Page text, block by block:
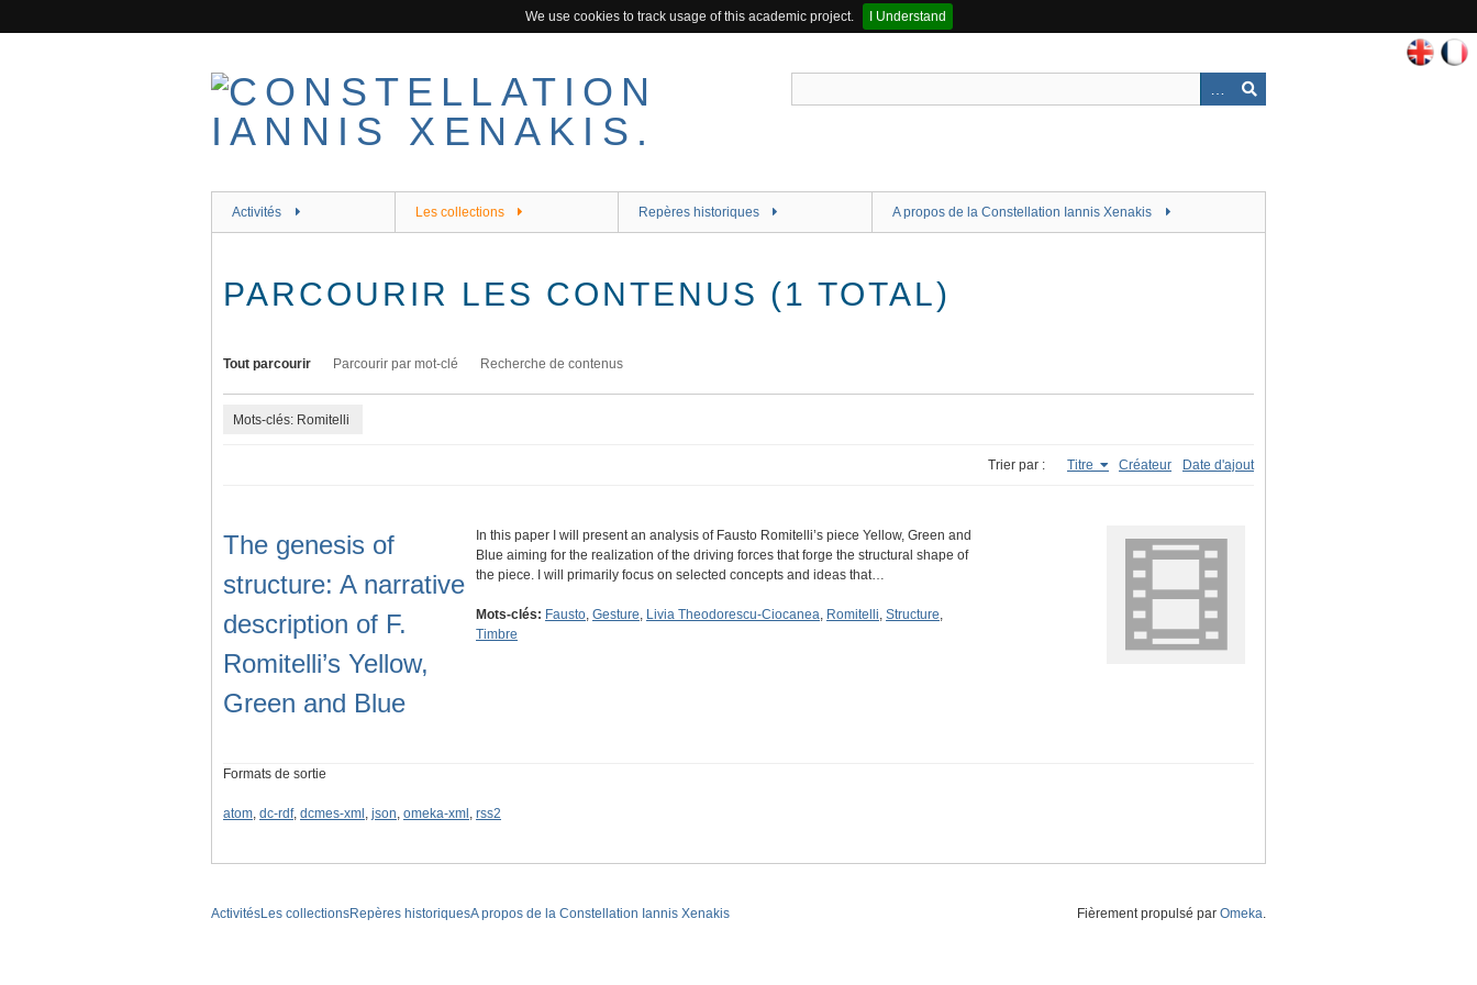
We use cookies to track usage of this academic project.
I Understand
Activités Les collections Repères historiques A propos de la Constellation Iannis Xenakis
PARCOURIR LES CONTENUS (1 TOTAL)
Tout parcourir Parcourir par mot-clé Recherche de contenus
Mots-clés: Romitelli
Trier par : Titre Créateur Date d'ajout
The genesis of
structure: A narrative
description of F.
Romitelli’s Yellow,
Green and Blue
In this paper I will present an analysis of Fausto Romitelli’s piece Yellow, Green and
Blue aiming for the realization of the driving forces that forge the structural shape of
the piece. I will primarily focus on selected concepts and ideas that…
Mots-clés: Fausto, Gesture, Livia Theodorescu-Ciocanea, Romitelli, Structure,
Timbre
Formats de sortie
atom, dc-rdf, dcmes-xml , json, omeka-xml , rss2
ActivitésLes collectionsRepères historiquesA propos de la Constellation Iannis Xenakis Fièrement propulsé par Omeka.